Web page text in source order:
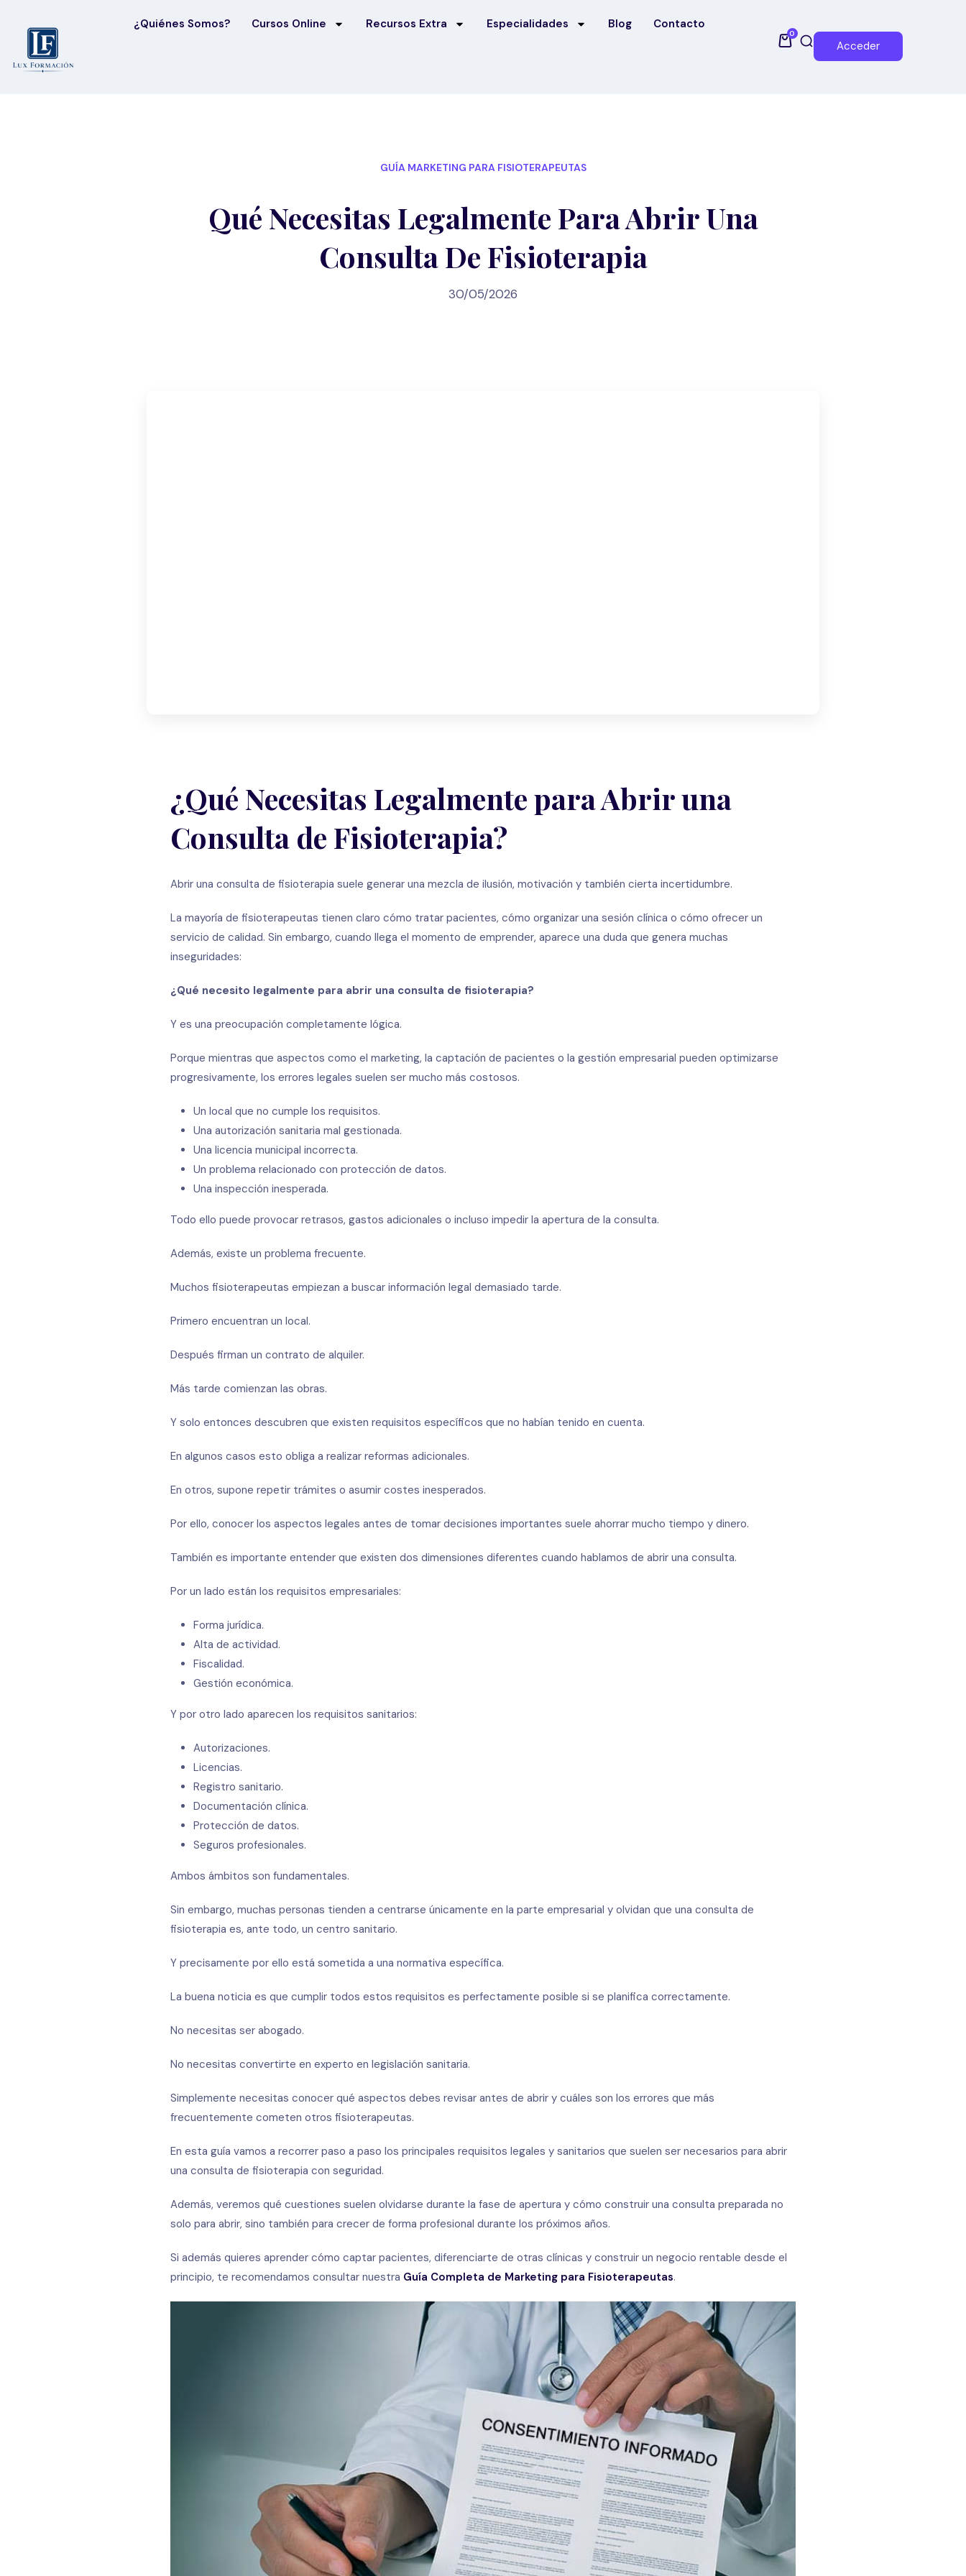
¿Quiénes Somos? Cursos Online Recursos Extra Especialidades Blog Contacto
0
Acceder
GUÍA MARKETING PARA FISIOTERAPEUTAS
Qué Necesitas Legalmente Para Abrir Una
Consulta De Fisioterapia
30/05/2026
¿Qué Necesitas Legalmente para Abrir una
Consulta de Fisioterapia?
Abrir una consulta de fisioterapia suele generar una mezcla de ilusión, motivación y también cierta incertidumbre.
La mayoría de fisioterapeutas tienen claro cómo tratar pacientes, cómo organizar una sesión clínica o cómo ofrecer un
servicio de calidad. Sin embargo, cuando llega el momento de emprender, aparece una duda que genera muchas
inseguridades:
¿Qué necesito legalmente para abrir una consulta de fisioterapia?
Y es una preocupación completamente lógica.
Porque mientras que aspectos como el marketing, la captación de pacientes o la gestión empresarial pueden optimizarse
progresivamente, los errores legales suelen ser mucho más costosos.
Un local que no cumple los requisitos.
Una autorización sanitaria mal gestionada.
Una licencia municipal incorrecta.
Un problema relacionado con protección de datos.
Una inspección inesperada.
Todo ello puede provocar retrasos, gastos adicionales o incluso impedir la apertura de la consulta.
Además, existe un problema frecuente.
Muchos fisioterapeutas empiezan a buscar información legal demasiado tarde.
Primero encuentran un local.
Después firman un contrato de alquiler.
Más tarde comienzan las obras.
Y solo entonces descubren que existen requisitos específicos que no habían tenido en cuenta.
En algunos casos esto obliga a realizar reformas adicionales.
En otros, supone repetir trámites o asumir costes inesperados.
Por ello, conocer los aspectos legales antes de tomar decisiones importantes suele ahorrar mucho tiempo y dinero.
También es importante entender que existen dos dimensiones diferentes cuando hablamos de abrir una consulta.
Por un lado están los requisitos empresariales:
Forma jurídica.
Alta de actividad.
Fiscalidad.
Gestión económica.
Y por otro lado aparecen los requisitos sanitarios:
Autorizaciones.
Licencias.
Registro sanitario.
Documentación clínica.
Protección de datos.
Seguros profesionales.
Ambos ámbitos son fundamentales.
Sin embargo, muchas personas tienden a centrarse únicamente en la parte empresarial y olvidan que una consulta de
fisioterapia es, ante todo, un centro sanitario.
Y precisamente por ello está sometida a una normativa específica.
La buena noticia es que cumplir todos estos requisitos es perfectamente posible si se planifica correctamente.
No necesitas ser abogado.
No necesitas convertirte en experto en legislación sanitaria.
Simplemente necesitas conocer qué aspectos debes revisar antes de abrir y cuáles son los errores que más
frecuentemente cometen otros fisioterapeutas.
En esta guía vamos a recorrer paso a paso los principales requisitos legales y sanitarios que suelen ser necesarios para abrir
una consulta de fisioterapia con seguridad.
Además, veremos qué cuestiones suelen olvidarse durante la fase de apertura y cómo construir una consulta preparada no
solo para abrir, sino también para crecer de forma profesional durante los próximos años.
Si además quieres aprender cómo captar pacientes, diferenciarte de otras clínicas y construir un negocio rentable desde el
principio, te recomendamos consultar nuestra Guía Completa de Marketing para Fisioterapeutas.